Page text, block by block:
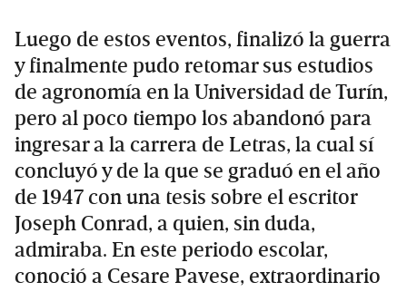
Luego de estos eventos, finalizó la guerra
y finalmente pudo retomar sus estudios
de agronomía en la Universidad de Turín,
pero al poco tiempo los abandonó para
ingresar a la carrera de Letras, la cual sí
concluyó y de la que se graduó en el año
de 1947 con una tesis sobre el escritor
Joseph Conrad, a quien, sin duda,
admiraba. En este periodo escolar,
conoció a Cesare Pavese, extraordinario